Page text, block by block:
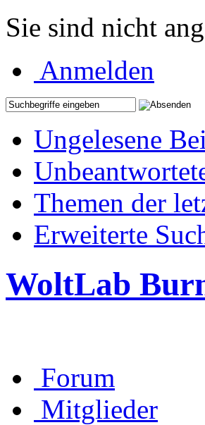
Sie sind nicht
Anmelden
Ungelesene
Themen der
Erweiterte
WoltLab
Forum
Mitglieder